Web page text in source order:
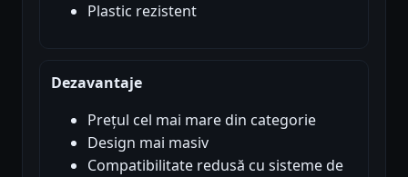
Plastic rezistent
Dezavantaje
Prețul cel mai mare din categorie
Design mai masiv
Compatibilitate redusă cu sisteme de